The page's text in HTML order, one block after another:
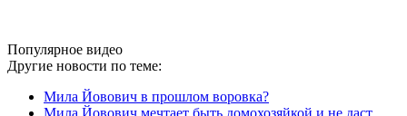
Популярное видео
Другие новости по теме:
Мила Йовович в прошлом воровка?
Мила Йовович мечтает быть домохозяйкой и не даст